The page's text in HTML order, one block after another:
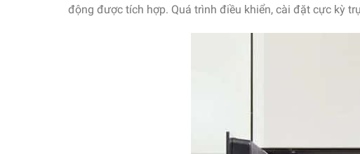
động được tích hợp. Quá trình điều khiển, cài đặt cực kỳ